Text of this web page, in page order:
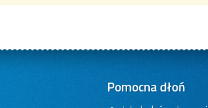
Pomocna dłoń